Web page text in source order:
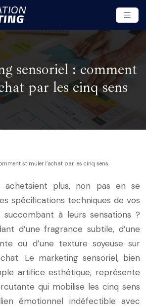
sensoriel : comment
par les cinq sens
stimuler l’achat par les cinq sens
plus, non pas en se
spécifications techniques de vos
succombant à leurs sensations ?
d’une fragrance subtile, d’une
ou d’une texture soyeuse sur
Le marketing sensoriel, bien
artifice esthétique, représente
qui mobilise les cinq sens
émotionnel indéfectible avec